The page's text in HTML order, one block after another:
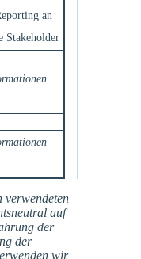
an
Stakeholder
auf
der
der
wir